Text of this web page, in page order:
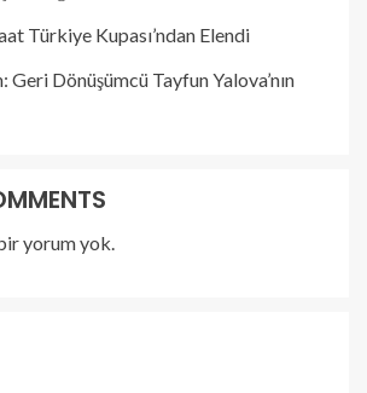
Türkiye Kupası’ndan Elendi
Geri Dönüşümcü Tayfun Yalova’nın
yorum yok.